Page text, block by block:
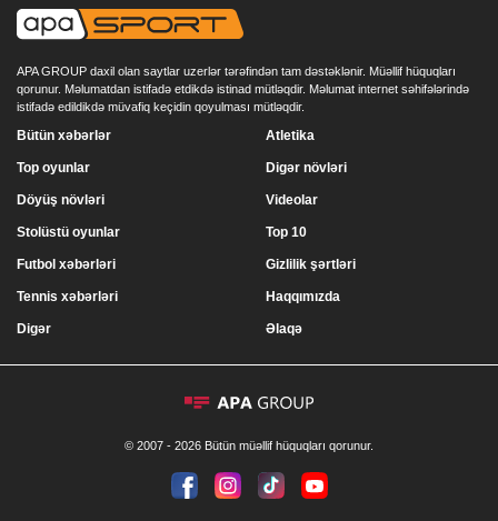
APA GROUP daxil olan saytlar uzerlər tərəfindən tam dəstəklənir. Müəllif hüquqları
qorunur. Məlumatdan istifadə etdikdə istinad mütləqdir. Məlumat internet səhifələrində
istifadə edildikdə müvafiq keçidin qoyulması mütləqdir.
Bütün xəbərlər
Top oyunlar
Döyüş növləri
Stolüstü oyunlar
Atletika
Digər növləri
Videolar
Top 10
Futbol xəbərləri
Tennis xəbərləri
Digər
Gizlilik şərtləri
Haqqımızda
Əlaqə
© 2007 - 2026 Bütün müəllif hüquqları qorunur.